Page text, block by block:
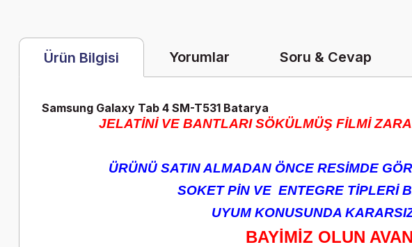
Ürün Bilgisi Yorumlar Soru & Cevap
Samsung Galaxy Tab 4 SM-T531 Batarya
JELATİNİ VE BANTLARI SÖKÜLMÜŞ FİLMİ
ÜRÜNÜ SATIN ALMADAN ÖNCE RESİMDE
SOKET PİN VE ENTEGRE TİPLERİ
UYUM KONUSUNDA
BAYİMİZ OLUN